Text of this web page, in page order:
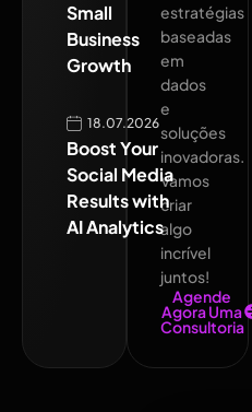
Small
Business
Growth
18.07.2026
Boost Your
Social Media
Results with
AI Analytics
estratégias
baseadas
em
dados
e
soluções
inovadoras.
Vamos
criar
algo
incrível
juntos!
Agende
Agora Uma
Consultoria